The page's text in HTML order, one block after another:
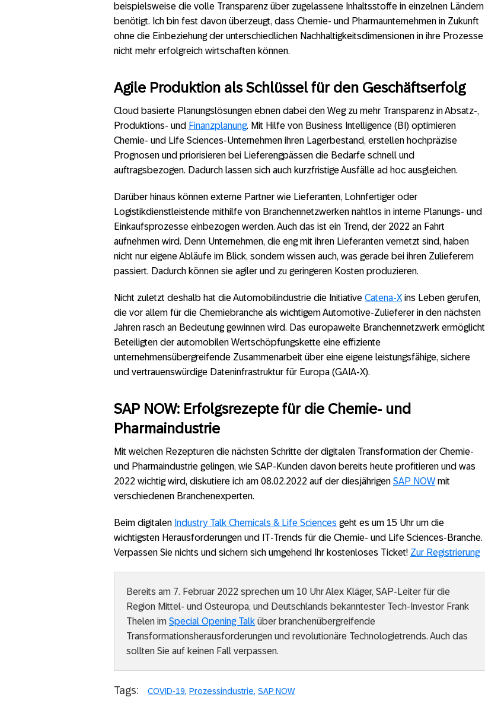
beispielsweise die volle Transparenz über zugelassene Inhaltsstoffe in einzelnen Ländern
benötigt. Ich bin fest davon überzeugt, dass Chemie- und Pharmaunternehmen in Zukunft
ohne die Einbeziehung der unterschiedlichen Nachhaltigkeitsdimensionen in ihre Prozesse
nicht mehr erfolgreich wirtschaften können.
Agile Produktion als Schlüssel für den Geschäftserfolg
Cloud basierte Planungslösungen ebnen dabei den Weg zu mehr Transparenz in Absatz-,
Produktions- und Finanzplanung. Mit Hilfe von Business Intelligence (BI) optimieren
Chemie- und Life Sciences-Unternehmen ihren Lagerbestand, erstellen hochpräzise
Prognosen und priorisieren bei Lieferengpässen die Bedarfe schnell und
auftragsbezogen. Dadurch lassen sich auch kurzfristige Ausfälle ad hoc ausgleichen.
Darüber hinaus können externe Partner wie Lieferanten, Lohnfertiger oder
Logistikdienstleistende mithilfe von Branchennetzwerken nahtlos in interne Planungs- und
Einkaufsprozesse einbezogen werden. Auch das ist ein Trend, der 2022 an Fahrt
aufnehmen wird. Denn Unternehmen, die eng mit ihren Lieferanten vernetzt sind, haben
nicht nur eigene Abläufe im Blick, sondern wissen auch, was gerade bei ihren Zulieferern
passiert. Dadurch können sie agiler und zu geringeren Kosten produzieren.
Nicht zuletzt deshalb hat die Automobilindustrie die Initiative Catena-X ins Leben gerufen,
die vor allem für die Chemiebranche als wichtigem Automotive-Zulieferer in den nächsten
Jahren rasch an Bedeutung gewinnen wird. Das europaweite Branchennetzwerk ermöglicht
Beteiligten der automobilen Wertschöpfungskette eine effiziente
unternehmensübergreifende Zusammenarbeit über eine eigene leistungsfähige, sichere
und vertrauenswürdige Dateninfrastruktur für Europa (GAIA-X).
SAP NOW: Erfolgsrezepte für die Chemie- und
Pharmaindustrie
Mit welchen Rezepturen die nächsten Schritte der digitalen Transformation der Chemie-
und Pharmaindustrie gelingen, wie SAP-Kunden davon bereits heute profitieren und was
2022 wichtig wird, diskutiere ich am 08.02.2022 auf der diesjährigen SAP NOW mit
verschiedenen Branchenexperten.
Beim digitalen Industry Talk Chemicals & Life Sciences geht es um 15 Uhr um die
wichtigsten Herausforderungen und IT-Trends für die Chemie- und Life Sciences-Branche.
Verpassen Sie nichts und sichern sich umgehend Ihr kostenloses Ticket! Zur Registrierung
Bereits am 7. Februar 2022 sprechen um 10 Uhr Alex Kläger, SAP-Leiter für die
Region Mittel- und Osteuropa, und Deutschlands bekanntester Tech-Investor Frank
Thelen im Special Opening Talk über branchenübergreifende
Transformationsherausforderungen und revolutionäre Technologietrends. Auch das
sollten Sie auf keinen Fall verpassen.
Tags: COVID-19 Prozessindustrie SAP NOW